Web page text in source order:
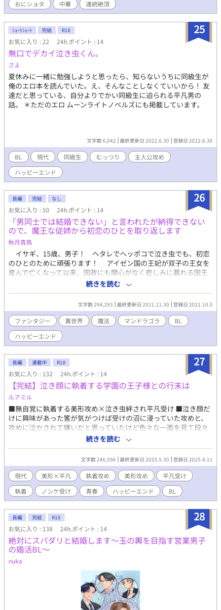
マチアスの友人です。出会ってからずっといわゆる文通をしてい
ます。 ➡︎アーロンの婚約者はノアという同じ歳の男の子です。精
霊になんだか愛されています。
されていた時代。 オメガの中でも特別なフェロモンを発する特異
体質を持って生まれた孕む男・宋江の物語。
おにショタ
中華 連続絶頂
25
ｼｮｰﾄｼｮｰﾄ 完結 R18
お気に入り : 22 24h.ポイント : 14
無口でデカイ泣き虫くん。
さよ
夏休みに一緒に勉強しようと思ったら、知らないうちに同級生が
俺のエロ本を読んでいた。え、そんなことしなくていいから！ 友
達だと思っている、自分よりでかい同級生に迫られる平凡男の
話。 ＊ただのエロ ムーンライトノベルズにも掲載しています。
文字数 6,042 最終更新日 2022.6.30 登録日 2022.6.30
BL 現代 同級生 むっつり
主人公攻め
ハッピーエンド
26
長編 完結 なし
お気に入り : 50 24h.ポイント : 14
「男同士では結婚できない」と言われたが納得できない
ので、魔王な従姉から初恋のひとを取り返します
秋月真鳥
イサギ、15歳、男子！ ヘタレでヘッポコで泣き虫でも、初恋
のひとのために頑張ります！ アイゼン国の王妃が双子の王女を
産んで亡くなって以来、国政にも関心がなく悲しみに暮れる国王
が、再婚した後妻は黒い噂のある魔女だった。 魔女は第二王女
を毒を吐く醜いドラゴンに変えて、その罪を第一王女と国一番の
魔術師でセイリュウ領の領主でもあるサナに被せてしまう。
『魔王』と呼ばれ嫌疑をかけられたサナの従弟である15歳のイサ
ギは、そんな国の一大事など何も気にせず、セイリュウ領でやる
気なく暮らしていた。 そこへ現れたのは、『魔王』討伐を命じ
られた、初恋のひと、エドヴァルド。 エドヴァルドと自分が結
婚できない理由を、従姉で『魔王』のサナだと勘違いして一念発
起して暴走するイサギは、エドヴァルドとの男性同士の結婚を叶
えるために、アイゼン王国を救う勇者となる！ マンドラゴラも
活躍する、ラブコメです！ ボーイズラブを主軸とした、おとぎ
話のような優しい恋愛ファンタジー。(主人公がBLなだけで、他の
カップルはNL、GLもあります)
続きを読む
文字数 294,293 最終更新日 2021.11.30 登録日 2021.10.5
ファンタジー 異世界 魔法 マンドラゴラ
BL
ハッピーエンド
27
長編 連載中 R18
お気に入り : 132 24h.ポイント : 14
【完結】泣き顔に執着する学園の王子様との行末は
ルアミル
■無自覚に執着する美形攻め×泣き虫絆され平凡受け ■泣き顔だ
けに興味があった筈が気がつけば受けの沼に浸っていた攻めと、
攻めに泣かされて嫌いだと思っていたけど色々な一面を見て段々
恋心に変化していく受けのお話 ■関係性の変化を丁寧に描いてい
きたいと思います。後半になるにつれ糖度が上がっていきます。
性描写のある話には＊を付けています
続きを読む
文字数 246,596 最終更新日 2025.5.30 登録日 2025.4.11
現代 美形×平凡 執着攻め 美形攻め
平凡受け
執着
ノンケ受け 青春 ハッピーエンド BL
28
長編 完結 R18
お気に入り : 138 24h.ポイント : 14
絶対にスパダリと結婚します～玉の輿を目指す営業男子
の婚活BL～
nuka